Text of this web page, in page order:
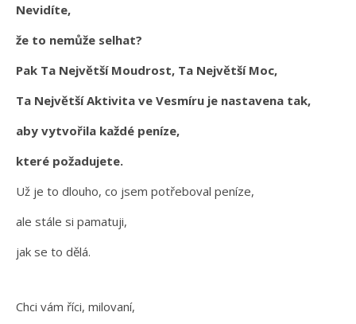
Nevidíte,
že to nemůže selhat?
Pak Ta Největší Moudrost, Ta Největší Moc,
Ta Největší Aktivita ve Vesmíru je nastavena tak,
aby vytvořila každé peníze,
které požadujete.
Už je to dlouho, co jsem potřeboval peníze,
ale stále si pamatuji,
jak se to dělá.
Chci vám říci, milovaní,